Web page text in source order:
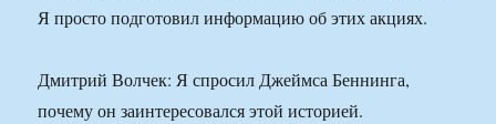
Я просто подготовил информацию об этих акциях.
Дмитрий Волчек: Я спросил Джеймса Беннинга,
почему он заинтересовался этой историей.